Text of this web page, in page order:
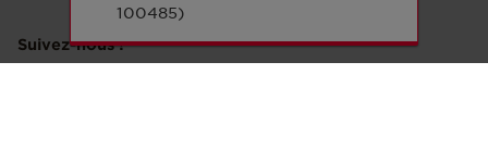
Suivez-nous !
100485)